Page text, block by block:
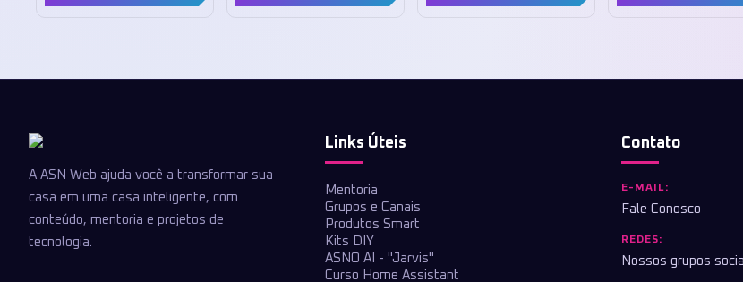
A ASN Web ajuda você a transformar sua
casa em uma casa inteligente, com
conteúdo, mentoria e projetos de
tecnologia.
Links Úteis
Mentoria
Grupos e Canais
Produtos Smart
Kits DIY
ASNO AI - "Jarvis"
Curso Home Assistant
Contato
E-MAIL:
Fale Conosco
REDES:
Nossos grupos